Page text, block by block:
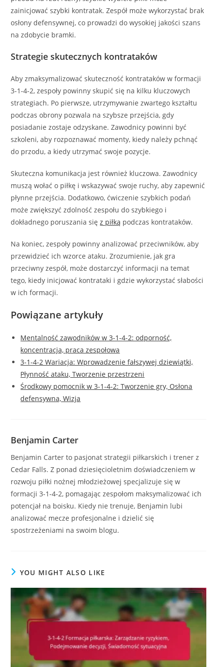
zainicjować szybki kontratak. Zespół może wykorzystać brak
osłony defensywnej, co prowadzi do wysokiej jakości szans
na zdobycie bramki.
Strategie skutecznych kontrataków
Aby zmaksymalizować skuteczność kontrataków w formacji
3-1-4-2, zespoły powinny skupić się na kilku kluczowych
strategiach. Po pierwsze, utrzymywanie zwartego kształtu
podczas obrony pozwala na szybsze przejścia, gdy
posiadanie zostaje odzyskane. Zawodnicy powinni być
szkoleni, aby rozpoznawać momenty, kiedy należy pchnąć
do przodu, a kiedy utrzymać swoje pozycje.
Skuteczna komunikacja jest również kluczowa. Zawodnicy
muszą wołać o piłkę i wskazywać swoje ruchy, aby zapewnić
płynne przejścia. Dodatkowo, ćwiczenie szybkich podań
może zwiększyć zdolność zespołu do szybkiego i
dokładnego poruszania sięz piłką podczas kontrataków.
Na koniec, zespoły powinny analizować przeciwników, aby
przewidzieć ich wzorce ataku. Zrozumienie, jak gra
przeciwny zespół, może dostarczyć informacji na temat
tego, kiedy inicjować kontrataki i gdzie wykorzystać słabości
w ich formacji.
Powiązane artykuły
Mentalność zawodników w 3-1-4-2: odporność,
koncentracja, praca zespołowa
3-1-4-2 Wariacja: Wprowadzenie fałszywej dziewiątki,
Płynność ataku, Tworzenie przestrzeni
Środkowy pomocnik w 3-1-4-2: Tworzenie gry, Osłona
defensywna, Wizja
Benjamin Carter
Benjamin Carter to pasjonat strategii piłkarskich i trener z
Cedar Falls. Z ponad dziesięcioletnim doświadczeniem w
rozwoju piłki nożnej młodzieżowej specjalizuje się w
formacji 3-1-4-2, pomagając zespołom maksymalizować ich
potencjał na boisku. Kiedy nie trenuje, Benjamin lubi
analizować mecze profesjonalne i dzielić się
spostrzeżeniami na swoim blogu.
YOU MIGHT ALSO LIKE